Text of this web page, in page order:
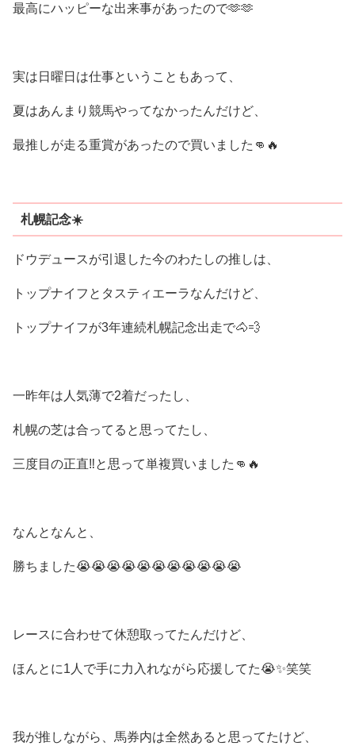
最高にハッピーな出来事があったので🫶🫶
実は日曜日は仕事ということもあって、
夏はあんまり競馬やってなかったんだけど、
最推しが走る重賞があったので買いました👊🔥
札幌記念☀️
ドウデュースが引退した今のわたしの推しは、
トップナイフとタスティエーラなんだけど、
トップナイフが3年連続札幌記念出走で🐴💨
一昨年は人気薄で2着だったし、
札幌の芝は合ってると思ってたし、
三度目の正直‼️と思って単複買いました👊🔥
なんとなんと、
勝ちました😭😭😭😭😭😭😭😭😭😭😭
レースに合わせて休憩取ってたんだけど、
ほんとに1人で手に力入れながら応援してた😭✨笑笑
我が推しながら、馬券内は全然あると思ってたけど、